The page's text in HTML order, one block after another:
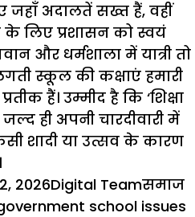
जहाँ अदालतें सख्त हैं, वहीं
के लिए प्रशासन को स्वयं
और धर्मशाला में यात्री तो
स्कूल की कक्षाएं हमारी
हैं। उम्मीद है कि ‘शिक्षा
ही अपनी चारदीवारी में
शादी या उत्सव के कारण
2026Author
Digital Teamसमाज
school issues